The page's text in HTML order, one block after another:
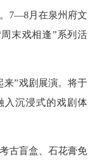
7—8月在泉州府文
末戏相逢”系列活
”戏剧展演。将于
入沉浸式的戏剧体
古盲盒、石花膏免